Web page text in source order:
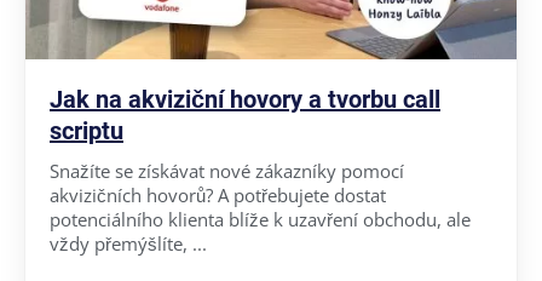
Jak na akviziční hovory a tvorbu call
scriptu
Snažíte se získávat nové zákazníky pomocí
akvizičních hovorů? A potřebujete dostat
potenciálního klienta blíže k uzavření obchodu, ale
vždy přemýšlíte, ...